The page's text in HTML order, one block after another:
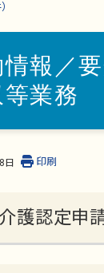
情報／
業務
日 印刷
認定申